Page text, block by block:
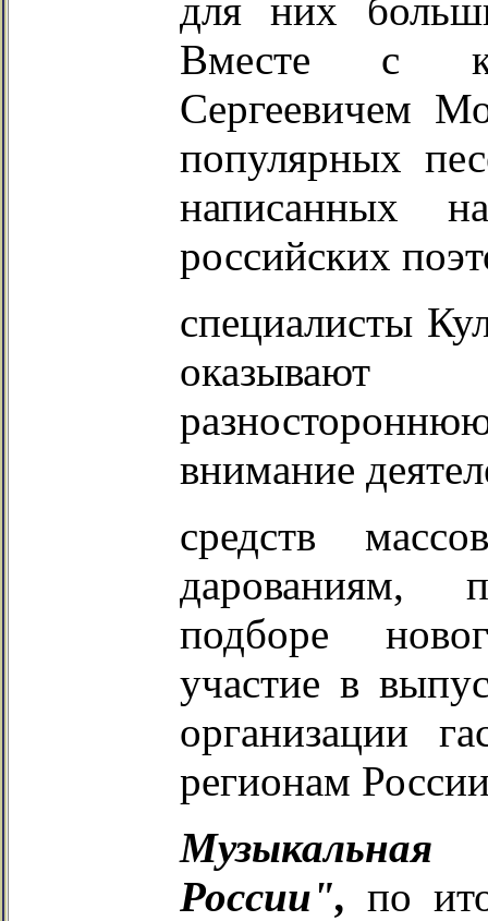
для них
Вместе с
Сергеевичем
популярных
написанных
российских
специалисты
оказывают
внимание
средств
дарованиям,
подборе
участие в
организации
регионам
России",по